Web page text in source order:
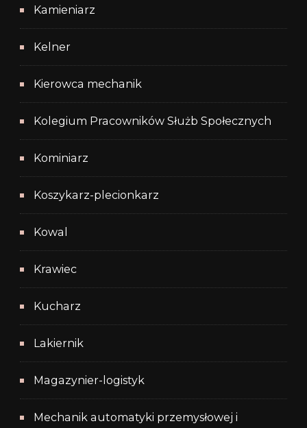
Kamieniarz
Kelner
Kierowca mechanik
Kolegium Pracowników Służb Społecznych
Kominiarz
Koszykarz-plecionkarz
Kowal
Krawiec
Kucharz
Lakiernik
Magazynier-logistyk
Mechanik automatyki przemysłowej i